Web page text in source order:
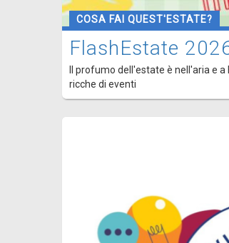
COSA FAI QUEST'ESTATE?
FlashEstate
Il profumo dell'estate è nell'aria e a
ricche di eventi